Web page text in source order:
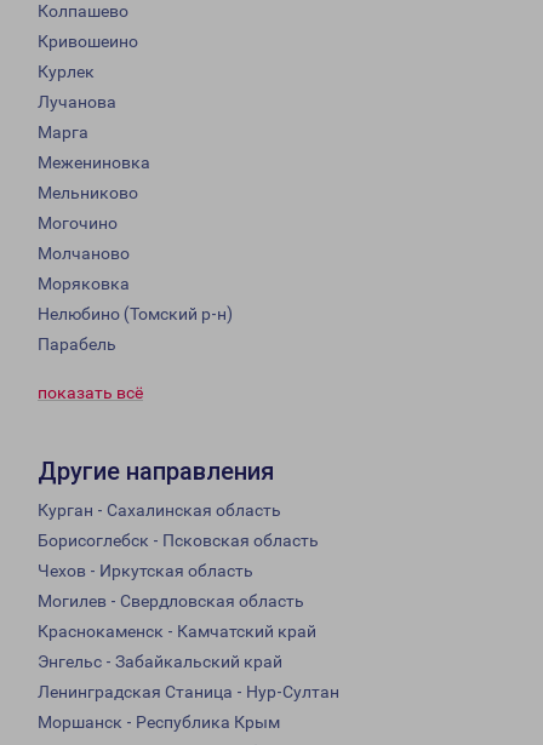
Колпашево
Кривошеино
Курлек
Лучанова
Марга
Межениновка
Мельниково
Могочино
Молчаново
Моряковка
Нелюбино (Томский р-н)
Парабель
показать всё
Другие направления
Курган - Сахалинская область
Борисоглебск - Псковская область
Чехов - Иркутская область
Могилев - Свердловская область
Краснокаменск - Камчатский край
Энгельс - Забайкальский край
Ленинградская Станица - Нур-Султан
Моршанск - Республика Крым